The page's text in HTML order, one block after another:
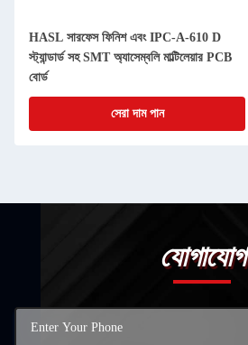
HASL সারফেস ফিনিশ এবং IPC-A-610 D
স্ট্যান্ডার্ড সহ SMT অ্যাসেম্বলি মাল্টিলেয়ার PCB
বোর্ড
সেরা দাম পান
যোগাযোগ